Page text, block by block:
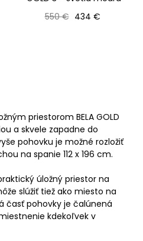
Bežná cena
550 € Cena
434 €
priestorom BELA GOLD
a skvele zapadne do
pohovku je možné rozložiť
na spanie 112 x 196 cm.
úložný priestor na
slúžiť tiež ako miesto na
časť pohovky je čalúnená
kdekoľvek v